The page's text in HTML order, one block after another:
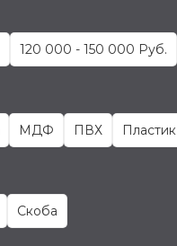
120 000 - 150 000 Руб.
МДФ ПВХ Пластик
Скоба